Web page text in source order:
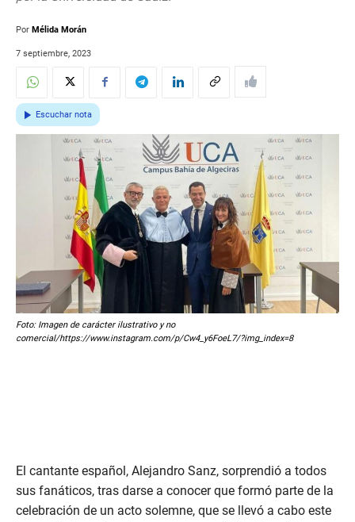
Por Mélida Morán
7 septiembre, 2023
Escuchar nota
Foto: Imagen de carácter ilustrativo y no
comercial/https://www.instagram.com/p/Cw4_y6FoeL7/?img_index=8
El cantante español, Alejandro Sanz, sorprendió a todos
sus fanáticos, tras darse a conocer que formó parte de la
celebración de un acto solemne, que se llevó a cabo este